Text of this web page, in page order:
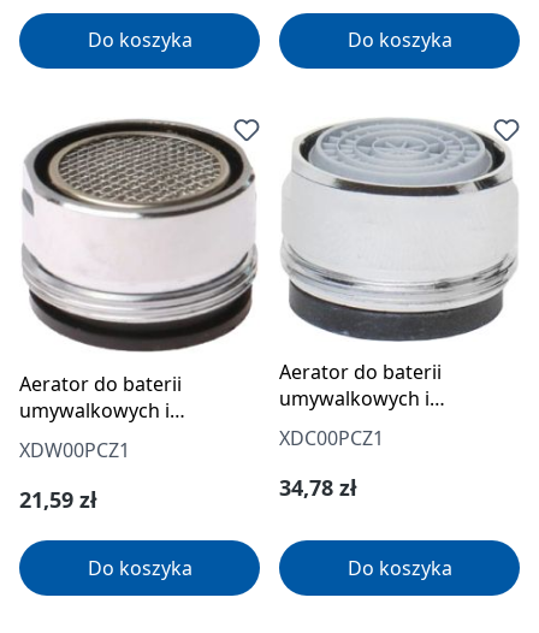
Do koszyka Do koszyka
Aerator do baterii
umywalkowych i
zlewozmywakowych -
basic
XDW00PCZ1
Cena regularna:
21,59 zł
Do koszyka
Aerator do baterii
umywalkowych i
zlewozmywakowych -
premium
XDC00PCZ1
Cena regularna:
34,78 zł
Do koszyka